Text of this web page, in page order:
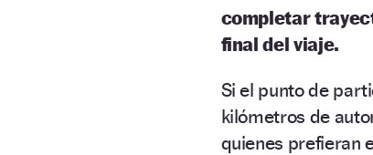
completar
final del viaje.
Si el punto de
kilómetros de
quienes prefieran